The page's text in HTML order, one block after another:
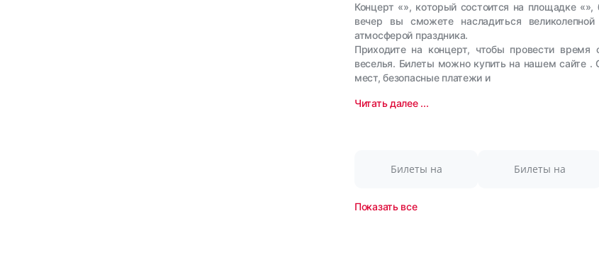
Концерт «», который состоится на площадке
вечер вы сможете насладиться
атмосферой праздника.
Приходите на концерт, чтобы провести
веселья. Билеты можно купить на нашем сайте
мест, безопасные платежи и
Читать далее ...
Билеты на Билеты на
Показать все